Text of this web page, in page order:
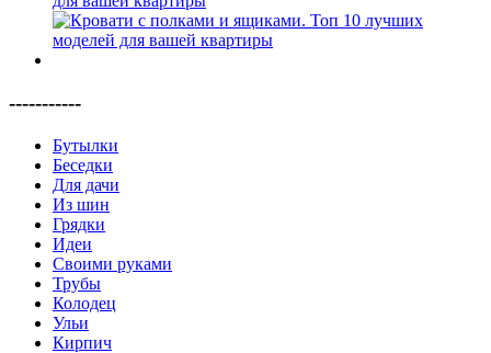
-----------
Бутылки
Беседки
Для дачи
Из шин
Грядки
Идеи
Своими руками
Трубы
Колодец
Ульи
Кирпич